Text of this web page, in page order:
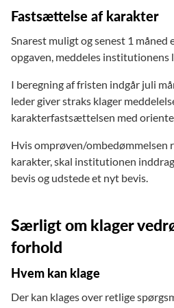
Fastsættelse af karakter
Snarest muligt og senest 1 måned
opgaven, meddeles institutionens
I beregning af fristen indgår juli
leder giver straks klager
karakterfastsættelsen med
Hvis omprøven/ombedømmelsen
karakter, skal institutionen
bevis og udstede et nyt bevis.
Særligt om klager
forhold
Hvem kan klage
Der kan klages over retlige